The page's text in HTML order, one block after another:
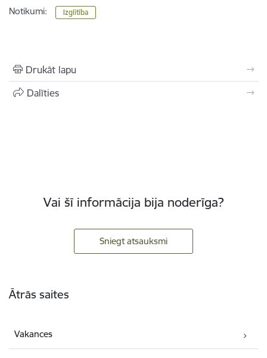
Notikumi: Izglītība
Drukāt lapu
Dalīties
Vai šī informācija bija noderīga?
Sniegt atsauksmi
Ātrās saites
Vakances